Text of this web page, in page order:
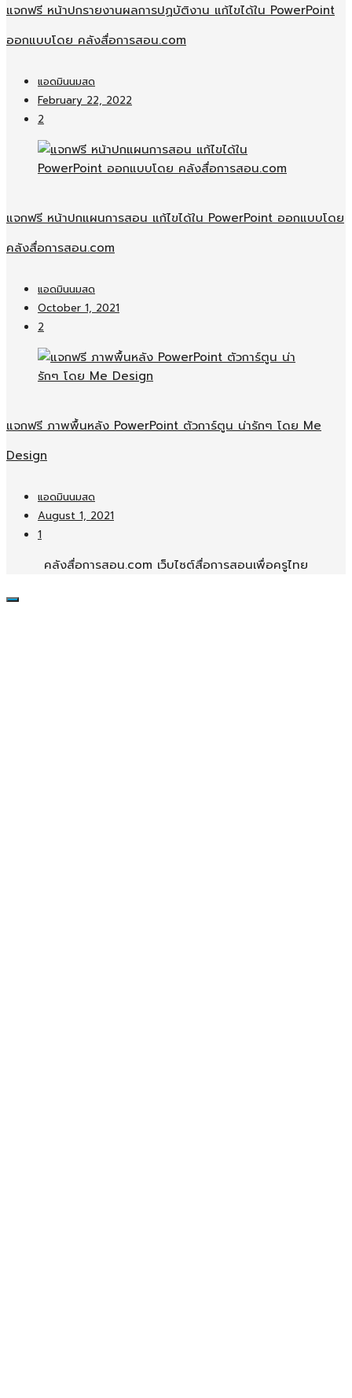
แจกฟรี หน้าปกรายงานผลการปฏบัติงาน แก้ไขได้ใน PowerPoint
ออกแบบโดย คลังสื่อการสอน.com
แอดมินนมสด
February 22, 2022
2
แจกฟรี หน้าปกแผนการสอน แก้ไขได้ใน PowerPoint ออกแบบโดย
คลังสื่อการสอน.com
แอดมินนมสด
October 1, 2021
2
แจกฟรี ภาพพื้นหลัง PowerPoint ตัวการ์ตูน น่ารักๆ โดย Me
Design
แอดมินนมสด
August 1, 2021
1
คลังสื่อการสอน.com เว็บไซต์สื่อการสอนเพื่อครูไทย